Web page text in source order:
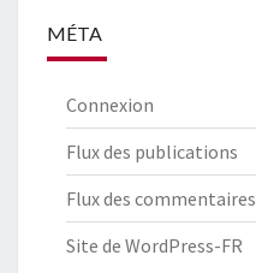
MÉTA
Connexion
Flux des publications
Flux des commentaires
Site de WordPress-FR